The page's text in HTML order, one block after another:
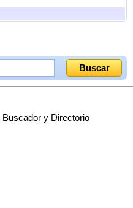
Buscador y Directorio